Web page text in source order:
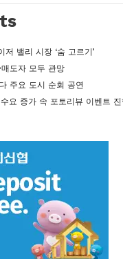
밸리 시장 ‘숨 고르기’
도자 모두 관망
주요 도시 순회 공연
요 증가 속 포토리뷰 이벤트